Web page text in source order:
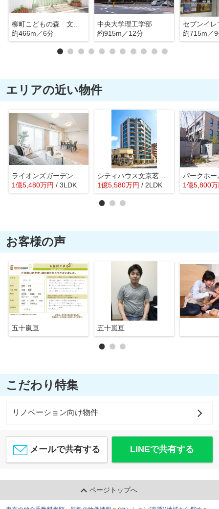
約466m／6分
中央大学理工学部
約915m／12分
約715m／
エリアの近い物件
1億5,480万円 / 3LDK
シティハウス文京茗荷谷レジデンス
1億5,580万円 / 2LDK 1億5,800万
お客様の声
五十嵐亘 五十嵐亘
こだわり特集
リノベーション向け物件
メールで共有する LINEで共有する
ページトップへ